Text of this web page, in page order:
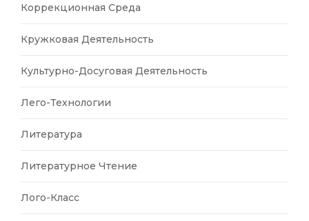
Коррекционная Среда
Кружковая Деятельность
Культурно-Досуговая Деятельность
Лего-Технологии
Литература
Литературное Чтение
Лого-Класс